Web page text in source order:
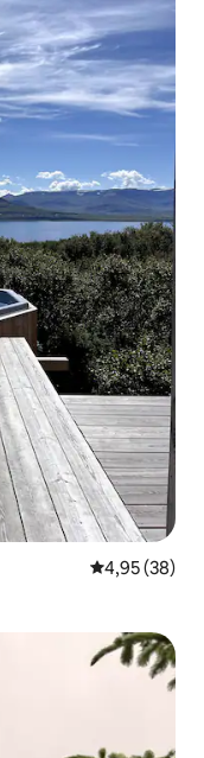
Średnia
4,95 (38)